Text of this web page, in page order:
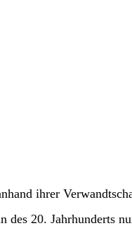
ihrer
20. Jahrhunderts